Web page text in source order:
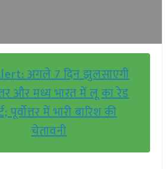
अगले 7 दिन झुलसाएगी
और मध्य भारत में लू का रेड
पूर्वोत्तर में भारी बारिश की
चेतावनी